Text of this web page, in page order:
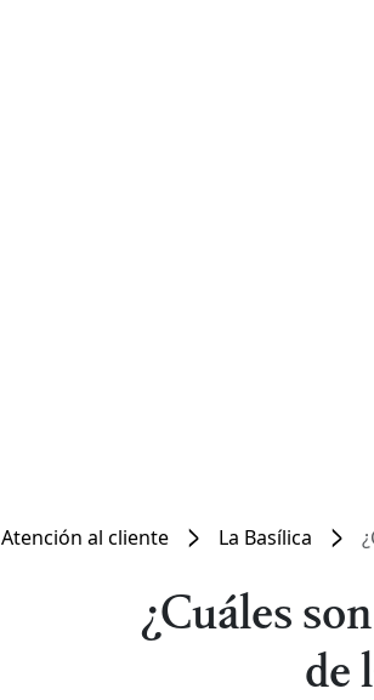
Atención al cliente La Basílica
¿Cuáles
de